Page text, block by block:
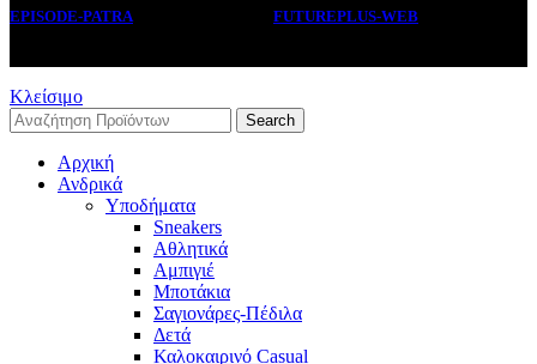
EPISODE-PATRA FUTUREPLUS-WEB
Κλείσιμο
Search
Αρχική
Ανδρικά
Υποδήματα
Sneakers
Αθλητικά
Αμπιγιέ
Μποτάκια
Σαγιονάρες-Πέδιλα
Δετά
Καλοκαιρινό Casual